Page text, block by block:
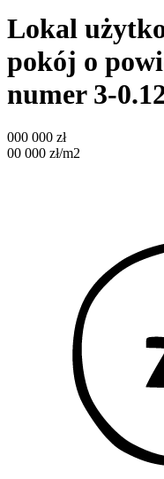
Lokal
pokój o
numer 3-
000 000 zł
00 000 zł/m2